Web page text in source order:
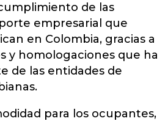
de las
empresarial que
en Colombia, gracias a
y homologaciones que ha
de las entidades de
para los ocupantes,